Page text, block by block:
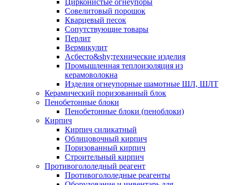
Совелитовый порошок
Кварцевый песок
Сопутствующие товары
Перлит
Вермикулит
Асбесто&shy;технические изделия
Промышленная теплоизоляция из
керамоволокна
Изделия огнеупорные шамотные ШЛ, ШЛТ
Керамический поризованный блок
Пенобетонные блоки
Пенобетонные блоки (пеноблоки)
Кирпич
Кирпич силикатный
Облицовочный кирпич
Поризованный кирпич
Строительный кирпич
Противогололедный реагент
Противогололедные реагенты